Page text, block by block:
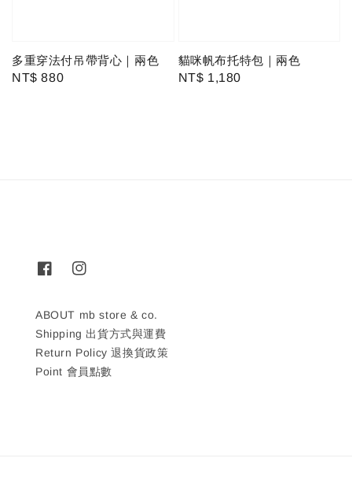
多重穿法付吊帶背心｜兩色
Regular
NT$ 880
貓咪帆布托特包｜兩色
Regular
NT$ 1,180
ABOUT mb store & co.
Shipping 出貨方式與運費
Return Policy 退換貨政策
Point 會員點數